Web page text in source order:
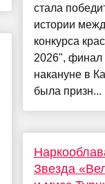
стала
истории
конкурса
2026", финал
накануне в
была призн...
Звезда